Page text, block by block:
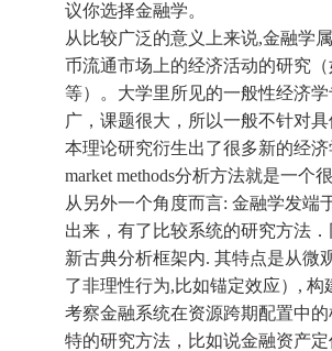
议你选择金融学。
从比较广泛的意义上来说,金融学
币流通市场上的经济活动的研究
等）。大学里所见的一般性经济
广，课题很大，所以一般不针对
本理论研究衍生出了很多新的经
market methods分析方法就是一个
从另外一个角度而言: 金融学发端
出来，有了比较系统的研究方法
新古典分析框架内. 其特点是从微
了非理性行为,比如锚定效应）,
考察金融系统在资源跨期配置中
特的研究方法，比如说金融资产